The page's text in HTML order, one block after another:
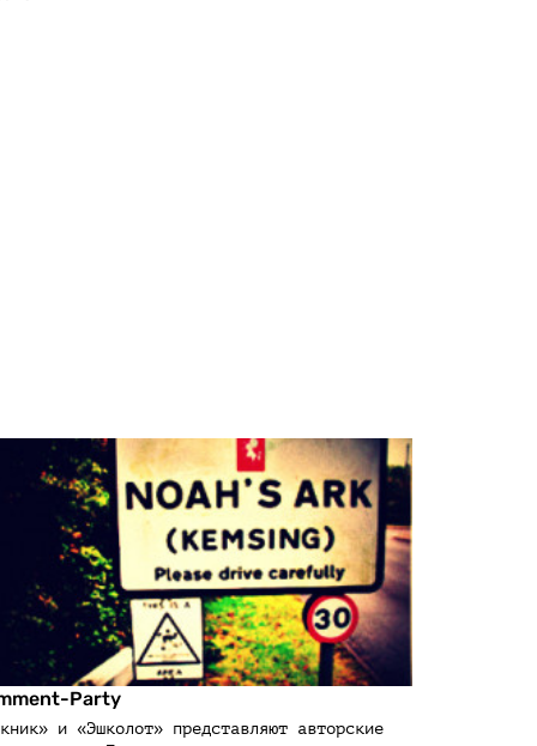
Party
и «Эшколот» представляют авторские